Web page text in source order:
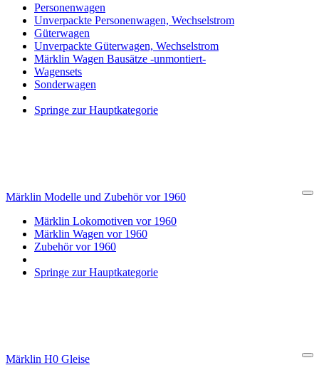
Personenwagen
Unverpackte Personenwagen, Wechselstrom
Güterwagen
Unverpackte Güterwagen, Wechselstrom
Märklin Wagen Bausätze -unmontiert-
Wagensets
Sonderwagen
Springe zur Hauptkategorie
Märklin Modelle und Zubehör vor 1960
Märklin Lokomotiven vor 1960
Märklin Wagen vor 1960
Zubehör vor 1960
Springe zur Hauptkategorie
Märklin H0 Gleise